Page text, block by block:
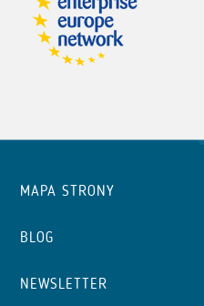
MAPA STRONY
BLOG
NEWSLETTER